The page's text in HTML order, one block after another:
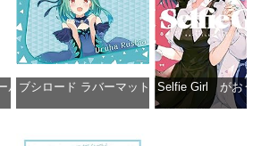
ル PVC製 塗装済み完成品フィギュア PP942
ブシロード ラバーマットコレクション
Selfie Girl がおう